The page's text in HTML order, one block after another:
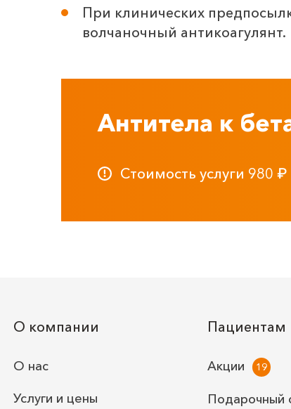
При клинических
волчаночный антикоагулянт.
Антитела к
Стоимость услуги 980 ₽
О компании
О нас
Услуги и цены
Пациентам
Акции
Подарочный